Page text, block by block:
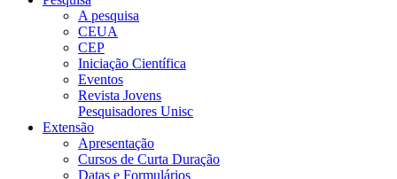
A pesquisa
CEUA
CEP
Iniciação Científica
Eventos
Revista Jovens
Pesquisadores Unisc
Extensão
Apresentação
Cursos de Curta Duração
Datas e Formulários